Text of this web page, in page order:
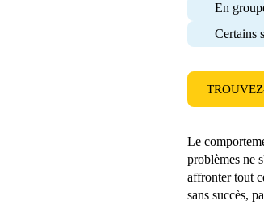
En
Certains
Le
problèmes ne
affronter tout
sans succès,